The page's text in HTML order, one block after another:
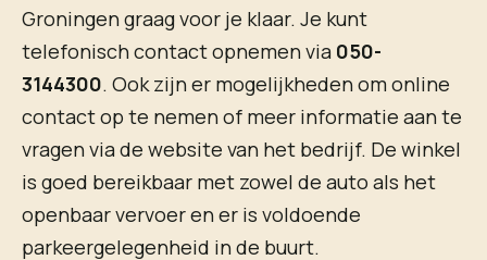
Groningen graag voor je klaar. Je kunt
telefonisch contact opnemen via 050-
3144300. Ook zijn er mogelijkheden om online
contact op te nemen of meer informatie aan te
vragen via de website van het bedrijf. De winkel
is goed bereikbaar met zowel de auto als het
openbaar vervoer en er is voldoende
parkeergelegenheid in de buurt.